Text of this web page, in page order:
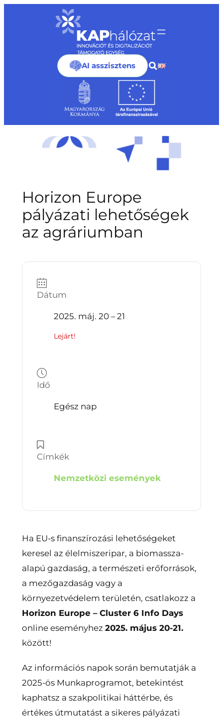
AI asszisztens
Horizon Europe
pályázati lehetőségek
az agráriumban
Dátum
2025. máj. 20 – 21
Lejárt!
Idő
Egész nap
Címkék
Nemzetközi események
Ha EU-s finanszírozási lehetőségeket
keresel az élelmiszeripar, a biomassza-
alapú gazdaság, a természeti erőforrások,
a mezőgazdaság vagy a
környezetvédelem területén, csatlakozz a
Horizon Europe – Cluster 6 Info Days
online eseményhez 2025. május 20-21.
között!
Az információs napok során bemutatják a
2025-ös Munkaprogramot, betekintést
kaphatsz a szakpolitikai háttérbe, és
értékes útmutatást a sikeres pályázati